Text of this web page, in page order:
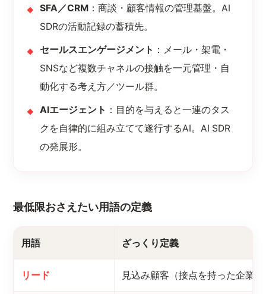
SFA／CRM ：商談・顧客情報の管理基盤。AI
SDRの活動記録の蓄積先。
セールスエンゲージメント ：メール・架電・
SNSなど複数チャネルの接触を一元管理・自
動化する考え方／ツール群。
AIエージェント ：目的を与えると一連のタス
クを自律的に組み立てて遂行するAI。AI SDR
の発展形。
最低限おさえたい用語の定義
用語 ざっくり定義
リード 見込み顧客（接点を持った企業